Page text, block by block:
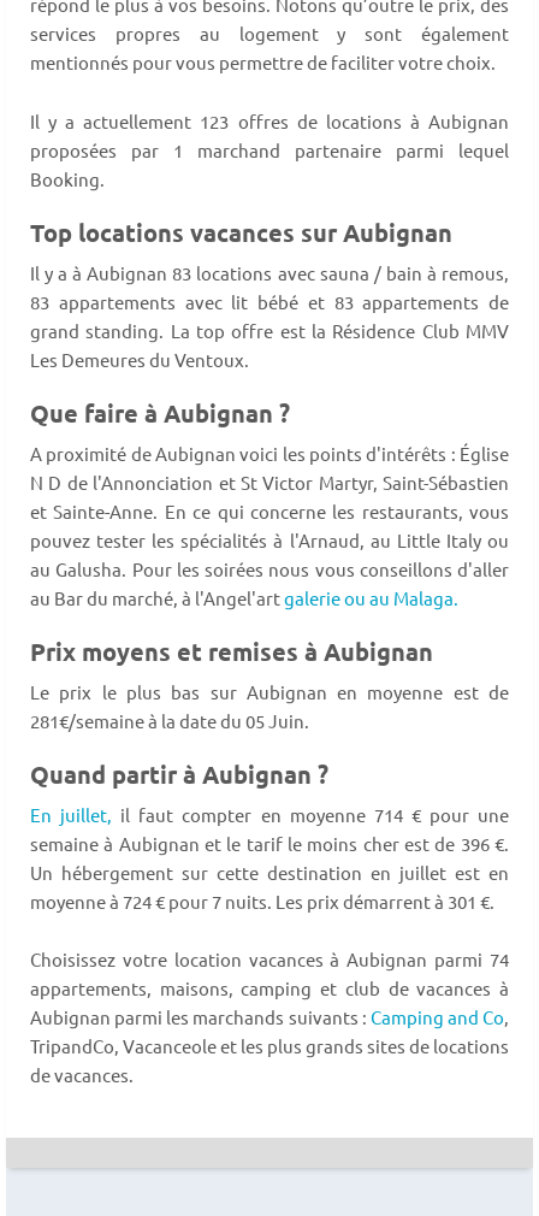
répond le plus à vos besoins. Notons qu’outre le prix, des
services propres au logement y sont également
mentionnés pour vous permettre de faciliter votre choix.
Il y a actuellement 123 offres de locations à Aubignan
proposées par 1 marchand partenaire parmi lequel
Booking.
Top locations vacances sur Aubignan
Il y a à Aubignan 83 locations avec sauna / bain à remous,
83 appartements avec lit bébé et 83 appartements de
grand standing. La top offre est la Résidence Club MMV
Les Demeures du Ventoux.
Que faire à Aubignan ?
A proximité de Aubignan voici les points d'intérêts : Église
N D de l'Annonciation et St Victor Martyr, Saint-Sébastien
et Sainte-Anne. En ce qui concerne les restaurants, vous
pouvez tester les spécialités à l'Arnaud, au Little Italy ou
au Galusha. Pour les soirées nous vous conseillons d'aller
au Bar du marché, à l'Angel'artgalerie ou au Malaga.
Prix moyens et remises à Aubignan
Le prix le plus bas sur Aubignan en moyenne est de
281€/semaine à la date du 05 Juin.
Quand partir à Aubignan ?
En juillet, il faut compter en moyenne 714 € pour une
semaine à Aubignan et le tarif le moins cher est de 396 €.
Un hébergement sur cette destination en juillet est en
moyenne à 724 € pour 7 nuits. Les prix démarrent à 301 €.
Choisissez votre location vacances à Aubignan parmi 74
appartements, maisons, camping et club de vacances à
Aubignan parmi les marchands suivants : Camping and Co,
TripandCo, Vacanceole et les plus grands sites de locations
de vacances.